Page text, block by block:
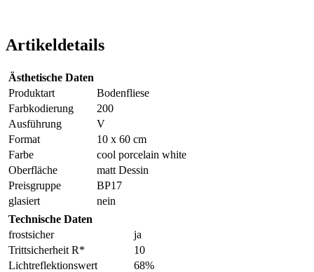
Artikeldetails
Ästhetische Daten
Produktart
Bodenfliese
Farbkodierung
200
Ausführung
V
Format
10 x 60 cm
Farbe
cool porcelain white
Oberfläche
matt Dessin
Preisgruppe
BP17
glasiert
nein
Technische Daten
frostsicher
ja
Trittsicherheit R*
10
Lichtreflektionswert
68%